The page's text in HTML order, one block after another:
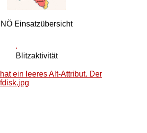
NÖ Einsatzübersicht
Blitzaktivität